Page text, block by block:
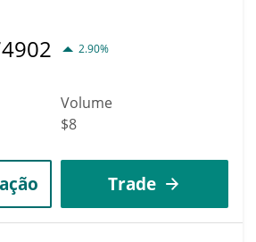
2.90%
Volume
$8
Trade